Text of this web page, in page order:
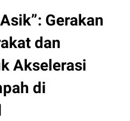
Gerakan
dan
Akselerasi
di